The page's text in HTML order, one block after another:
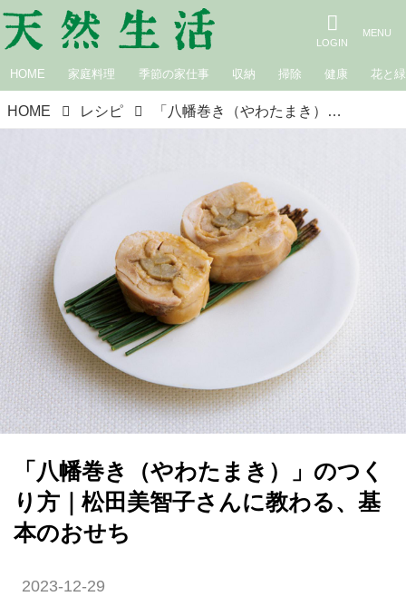
HOME 家庭料理 季節の家仕事 収納 掃除 健康 花と緑
HOME レシピ 「八幡巻き（やわたまき）」のつくり方｜松田美智子さんに教わる、基本のおせち
「八幡巻き（やわたまき）」のつく
り方｜松田美智子さんに教わる、基
本のおせち
2023-12-29